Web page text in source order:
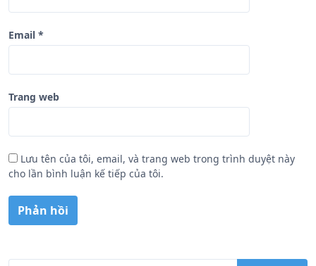
Email *
Trang web
Lưu tên của tôi, email, và trang web trong trình duyệt này
cho lần bình luận kế tiếp của tôi.